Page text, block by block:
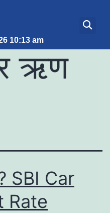
10:13 am
ऋण
SBI Car
Rate